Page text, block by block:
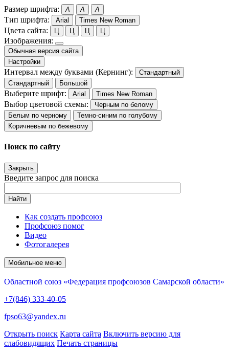
Размер шрифта: A A A
Тип шрифта: Arial Times New Roman
Цвета сайта: Ц Ц Ц Ц
Изображения:
Обычная версия сайта
Настройки
Интервал между буквами (Кернинг):
Стандартный
Стандартный
Большой
Выберите шрифт: Arial Times New Roman
Выбор цветовой схемы:
Черным по белому
Белым по черному
Темно-синим по голубому
Коричневым по бежевому
Поиск по сайту
Закрыть
Введите запрос для поиска
Найти
Как создать профсоюз
Профсоюз помог
Видео
Фотогалерея
Мобильное меню
Областной союз «Федерация профсоюзов Самарской области»
+7(846) 333-40-05
fpso63@yandex.ru
Открыть поиск Карта сайта Включить версию для
слабовидящих Печать страницы